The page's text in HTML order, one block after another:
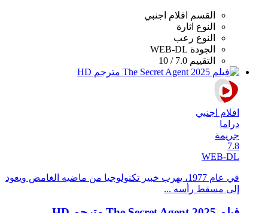
القسم
افلام اجنبي
النوع اثارة
النوع رعب
الجودة WEB-DL
التقييم 7.0 / 10
افلام اجنبي
دراما
جريمة
7.8
WEB-DL
في عام 1977، يهرب خبير تكنولوجيا من ماضيه الغامض ويعود
إلى مسقط رأسه ...